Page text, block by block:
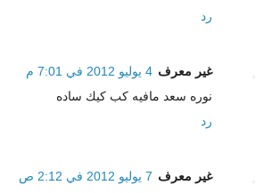
رد
غير معرف 4 يوليو 2012 في 7:01 م
نوره سعد مافيه كب كيك ساده
رد
غير معرف 7 يوليو 2012 في 2:12 ص